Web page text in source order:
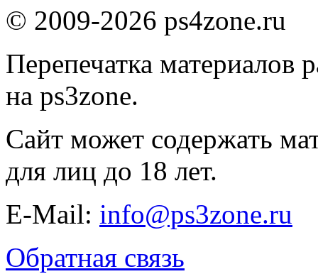
© 2009-2026 ps4zone.ru
Перепечатка материалов
на ps3zone.
Сайт может содержать
для лиц до 18 лет.
E-Mail: info@ps3zone.ru
Обратная связь